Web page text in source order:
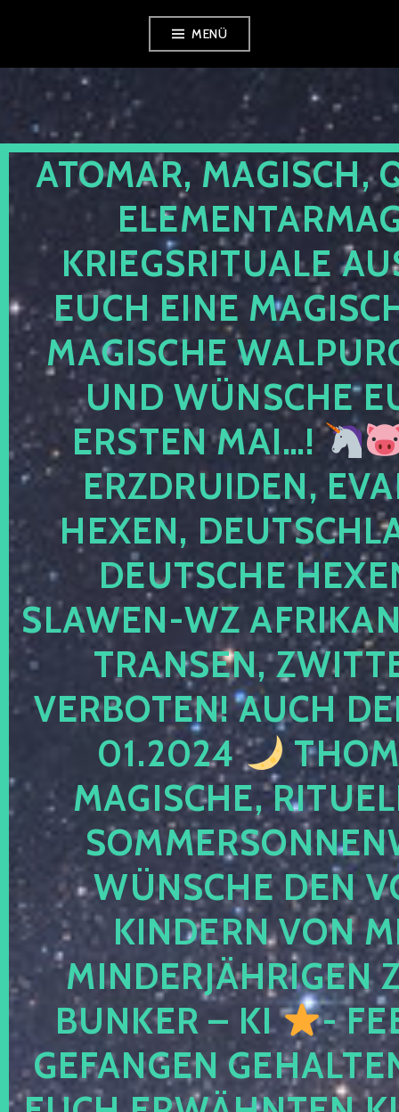
springen
MENÜ
ATOMAR, MAGISCH,
KRIEGSRITUALE
EUCH EINE
MAGISCHE
UND WÜNSCHE
ERSTEN MAI…!
ERZDRUIDEN,
HEXEN,
DEUTSCHE
SLAWEN-WZ
TRANSEN,
VERBOTEN! AUCH
01.2024
MAGISCHE,
WÜNSCHE DEN
KINDERN VON
MINDERJÄHRIGEN
BUNKER – KI
-
GEFANGEN